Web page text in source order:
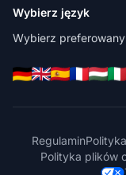
Wybierz język
Wybierz
Regulamin
Polityka plików